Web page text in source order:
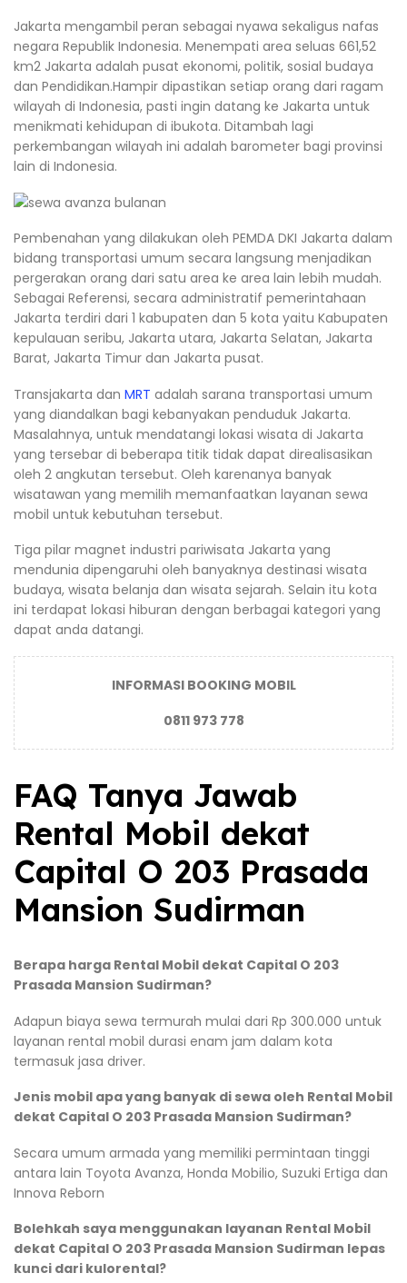
Jakarta mengambil peran sebagai nyawa sekaligus nafas
negara Republik Indonesia. Menempati area seluas 661,52
km2 Jakarta adalah pusat ekonomi, politik, sosial budaya
dan Pendidikan.Hampir dipastikan setiap orang dari ragam
wilayah di Indonesia, pasti ingin datang ke Jakarta untuk
menikmati kehidupan di ibukota. Ditambah lagi
perkembangan wilayah ini adalah barometer bagi provinsi
lain di Indonesia.
Pembenahan yang dilakukan oleh PEMDA DKI Jakarta dalam
bidang transportasi umum secara langsung menjadikan
pergerakan orang dari satu area ke area lain lebih mudah.
Sebagai Referensi, secara administratif pemerintahaan
Jakarta terdiri dari 1 kabupaten dan 5 kota yaitu Kabupaten
kepulauan seribu, Jakarta utara, Jakarta Selatan, Jakarta
Barat, Jakarta Timur dan Jakarta pusat.
Transjakarta dan MRT adalah sarana transportasi umum
yang diandalkan bagi kebanyakan penduduk Jakarta.
Masalahnya, untuk mendatangi lokasi wisata di Jakarta
yang tersebar di beberapa titik tidak dapat direalisasikan
oleh 2 angkutan tersebut. Oleh karenanya banyak
wisatawan yang memilih memanfaatkan layanan sewa
mobil untuk kebutuhan tersebut.
Tiga pilar magnet industri pariwisata Jakarta yang
mendunia dipengaruhi oleh banyaknya destinasi wisata
budaya, wisata belanja dan wisata sejarah. Selain itu kota
ini terdapat lokasi hiburan dengan berbagai kategori yang
dapat anda datangi.
INFORMASI BOOKING MOBIL
0811 973 778
FAQ Tanya Jawab
Rental Mobil dekat
Capital O 203 Prasada
Mansion Sudirman
Berapa harga Rental Mobil dekat Capital O 203
Prasada Mansion Sudirman?
Adapun biaya sewa termurah mulai dari Rp 300.000 untuk
layanan rental mobil durasi enam jam dalam kota
termasuk jasa driver.
Jenis mobil apa yang banyak di sewa oleh Rental Mobil
dekat Capital O 203 Prasada Mansion Sudirman?
Secara umum armada yang memiliki permintaan tinggi
antara lain Toyota Avanza, Honda Mobilio, Suzuki Ertiga dan
Innova Reborn
Bolehkah saya menggunakan layanan Rental Mobil
dekat Capital O 203 Prasada Mansion Sudirman lepas
kunci dari kulorental?